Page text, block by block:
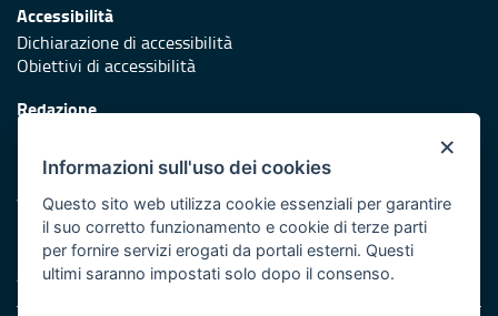
Accessibilità
Dichiarazione di accessibilità
Obiettivi di accessibilità
Redazione
Protezione civile
Vai al sito di Protezione Civile Puglia
Iniziativa finanziata con risorse del POR Puglia 2014/2020 -
Asse XI
×
Informazioni sull'uso dei cookies
Questo sito web utilizza cookie essenziali per garantire
il suo corretto funzionamento e cookie di terze parti
per fornire servizi erogati da portali esterni. Questi
ultimi saranno impostati solo dopo il consenso.